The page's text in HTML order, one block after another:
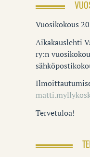
Vuosikokous
Aikakauslehti
ry:n
Tervetuloa!